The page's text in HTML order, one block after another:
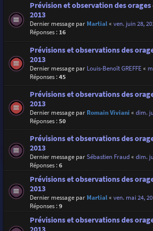
Prévision et observation des orages
2013
Dernier message par Martial« ven. juin 28,
Réponses : 16
Prévisions et observations des
2013
Dernier message par Louis-Benoît GREFFE«
Réponses :45
Prévisions et observations des
2013
Dernier message par Romain Viviani « dim.
Réponses :50
Prévisions et observations des
2013
Dernier message parSébastien Fraud« dim.
Réponses :6
Prévisions et observations des
2013
Dernier message par Martial« ven. mai 24,
Réponses :9
Prévisions et observations des